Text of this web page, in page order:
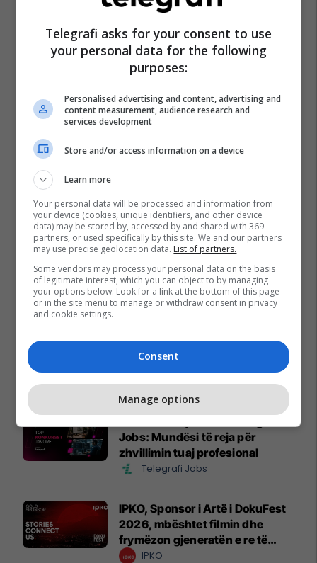
Promo
Jobs: Mundësi të reja për
zhvillimin tuaj profesional
Telegrafi Jobs
IPKO, Sponsor i Artë i DokuFest
2026, mbështet filmin dhe
frymëzon gjeneratën e re të
krijuesve
IPKO
Telegrafi asks for your consent to use
your personal data for the following
purposes:
Personalised advertising and content, advertising and
content measurement, audience research and
services development
Store and/or access information on a device
Learn more
Your personal data will be processed and information from
your device (cookies, unique identifiers, and other device
data) may be stored by, accessed by and shared with 369
partners, or used specifically by this site. We and our partners
may use precise geolocation data. List of partners.
Some vendors may process your personal data on the basis
of legitimate interest, which you can object to by managing
your options below. Look for a link at the bottom of this page
or in the site menu to manage or withdraw consent in privacy
and cookie settings.
Consent
Manage options